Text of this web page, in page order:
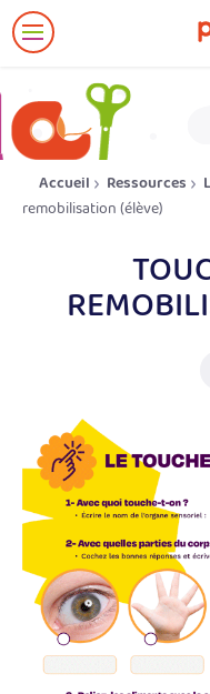
Afficher
le
Accueil Ressources
remobilisation (élève)